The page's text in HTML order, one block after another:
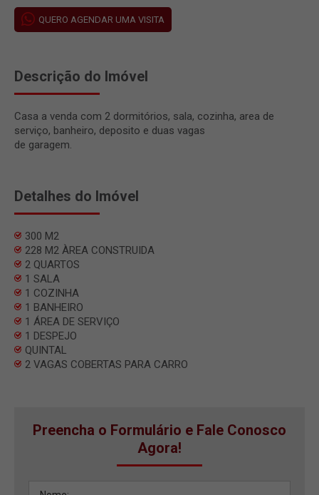
QUERO AGENDAR UMA VISITA
Descrição do Imóvel
Casa a venda com 2 dormitórios, sala, cozinha, area de
serviço, banheiro, deposito e duas vagas
de garagem.
Detalhes do Imóvel
300 M2
228 M2 ÀREA CONSTRUIDA
2 QUARTOS
1 SALA
1 COZINHA
1 BANHEIRO
1 ÁREA DE SERVIÇO
1 DESPEJO
QUINTAL
2 VAGAS COBERTAS PARA CARRO
Preencha o Formulário e Fale Conosco
Agora!